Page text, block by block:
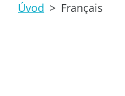
Úvod > Français